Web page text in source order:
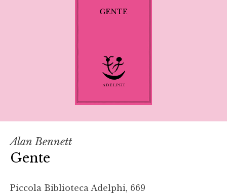
Alan Bennett
Gente
Piccola Biblioteca Adelphi, 669